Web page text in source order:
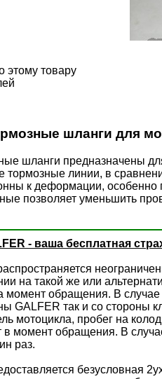
этому товару
шланги для
шланги предназначены
линии, в
к деформации, особенно
позволяет уменьшить
- ваша бесплатная
на такой же или
момент обращения. В
GALFER так и со стороны
мотоцикла, пробег на
момент обращения. В
раз.
безусловная